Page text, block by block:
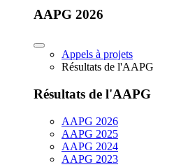
AAPG 2026
Appels à projets
Résultats de l'AAPG
Résultats de l'AAPG
AAPG 2026
AAPG 2025
AAPG 2024
AAPG 2023